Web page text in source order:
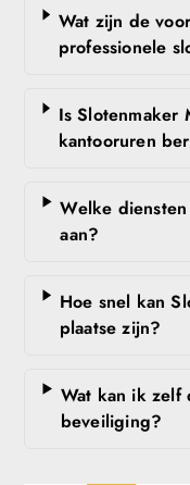
Wat zijn de
professionele
Is Slotenmaker
kantooruren
Welke
aan?
Hoe snel kan
plaatse zijn?
Wat kan ik zelf
beveiliging?